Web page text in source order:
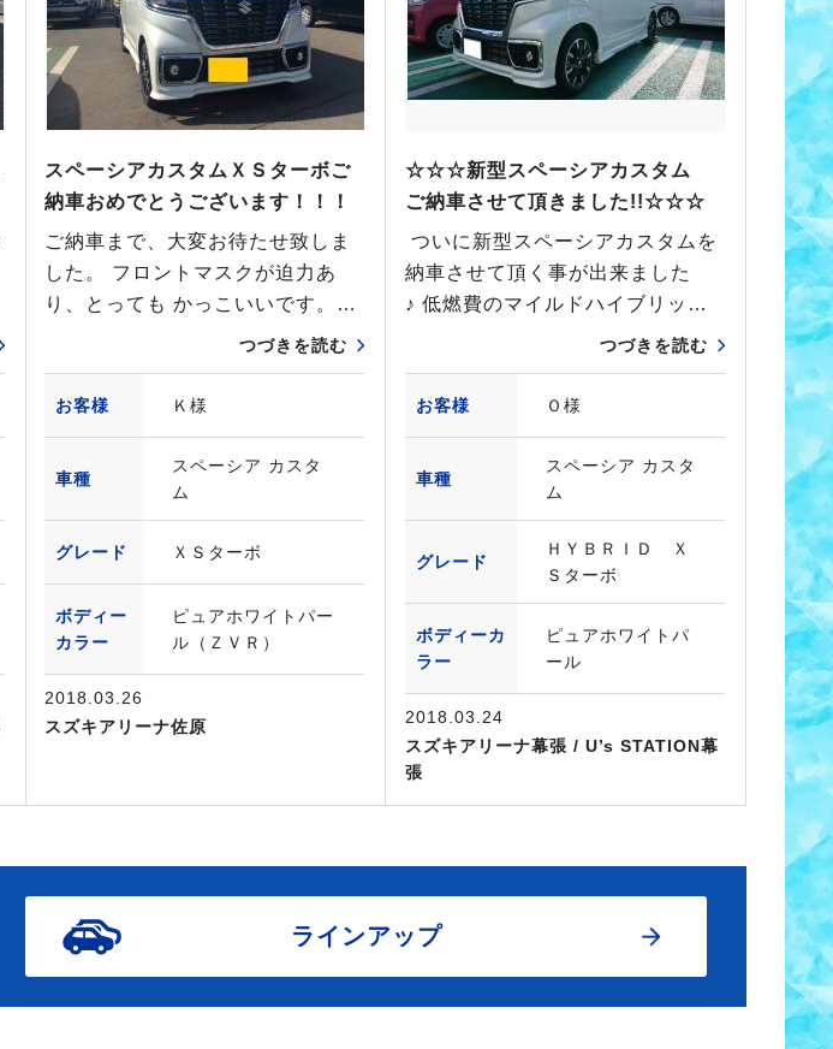
スペーシアカスタムＸＳターボご
納車おめでとうございます！！！
ご納車まで、大変お待たせ致しま
した。 フロントマスクが迫力あ
り、とっても かっこいいです。…
つづきを読む
お客様 Ｋ様
車種
スペーシア カスタ
ム
グレード ＸＳターボ
ボディー
カラー
ピュアホワイトパー
ル（ＺＶＲ）
2018.03.26
スズキアリーナ佐原
☆☆☆新型スペーシアカスタム
ご納車させて頂きました!!☆☆☆
ついに新型スペーシアカスタムを
納車させて頂く事が出来ました
♪ 低燃費のマイルドハイブリッ…
つづきを読む
お客様 Ｏ様
車種
スペーシア カスタ
ム
グレード
ＨＹＢＲＩＤ Ｘ
Ｓターボ
ボディーカ
ラー
ピュアホワイトパ
ール
2018.03.24
スズキアリーナ幕張 / U’s STATION幕
張
ラインアップ